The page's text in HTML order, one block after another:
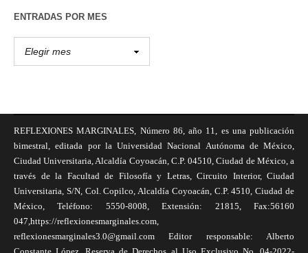
ENTRADAS POR MES
REFLEXIONES MARGINALES, Número 86, año 11, es una publicación
bimestral, editada por la Universidad Nacional Autónoma de México,
Ciudad Universitaria, Alcaldía Coyoacán, C.P. 04510, Ciudad de México, a
través de la Facultad de Filosofía y Letras, Circuito Interior, Ciudad
Universitaria, S/N, Col. Copilco, Alcaldía Coyoacán, C.P. 4510, Ciudad de
México, Teléfono: 5550-8008, Extensión: 21815, Fax:56160
047,https://reflexionesmarginales.com,
reflexionesmarginales3.0@gmail.com Editor responsable: Alberto